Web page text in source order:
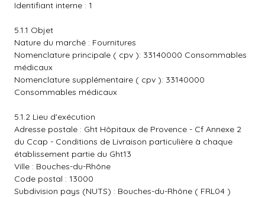
Identifiant interne : 1
5.1.1 Objet
Nature du marché : Fournitures
Nomenclature principale ( cpv ): 33140000 Consommables
médicaux
Nomenclature supplémentaire ( cpv ): 33140000
Consommables médicaux
5.1.2 Lieu d'exécution
Adresse postale : Ght Hôpitaux de Provence - Cf Annexe 2
du Ccap - Conditions de Livraison particulière à chaque
établissement partie du Ght13
Ville : Bouches-du-Rhône
Code postal : 13000
Subdivision pays (NUTS) : Bouches-du-Rhône ( FRL04 )